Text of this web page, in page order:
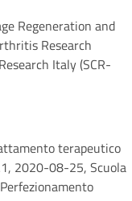
Regeneration and
Research
Italy (SCR-
terapeutico
2020-08-25, Scuola